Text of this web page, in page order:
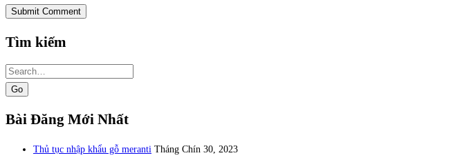
Tìm kiếm
Search
for:
Bài Đăng Mới Nhất
Thủ tục nhập khẩu gỗ meranti Tháng Chín 30, 2023